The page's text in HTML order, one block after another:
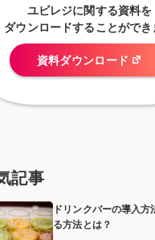
ユビレジに関する資料を
ダウンロードすることがで
資料ダウンロード
記事
ドリンクバーの導入
る方法とは？